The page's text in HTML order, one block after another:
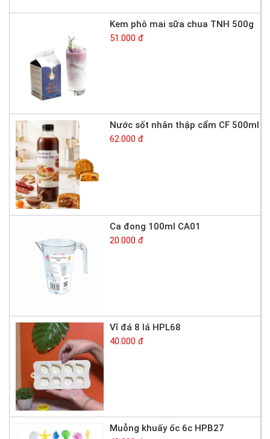
Kem phô mai sữa chua TNH 500g
51.000 đ
Nước sốt nhân thập cẩm CF 500ml
62.000 đ
Ca đong 100ml CA01
20.000 đ
Vĩ đá 8 lá HPL68
40.000 đ
Muỗng khuấy ốc 6c HPB27